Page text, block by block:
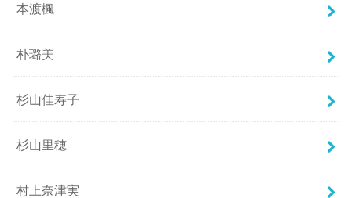
本渡楓
朴璐美
杉山佳寿子
杉山里穂
村上奈津実